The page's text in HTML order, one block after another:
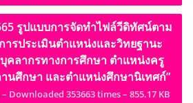
รูปแบบการจัดทำไฟล์วีดิทัศน์ตาม
รประเมินตำแหน่งและวิทยฐานะ
คลากรทางการศึกษา ตำแหน่งครู
นศึกษา และตำแหน่งศึกษานิเทศก์”
Downloaded 353663 times – 855.17 KB